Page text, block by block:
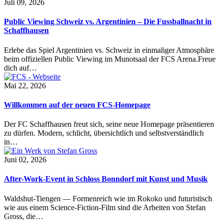
Juli 09, 2026
Public Viewing Schweiz vs. Argentinien – Die Fussballnacht in
Schaffhausen
Erlebe das Spiel Argentinien vs. Schweiz in einmaliger Atmosphäre
beim offiziellen Public Viewing im Munotsaal der FCS Arena.Freue
dich auf…
Mai 22, 2026
Willkommen auf der neuen FCS-Homepage
Der FC Schaffhausen freut sich, seine neue Homepage präsentieren
zu dürfen. Modern, schlicht, übersichtlich und selbstverständlich
in…
Juni 02, 2026
After-Work-Event in Schloss Bonndorf mit Kunst und Musik
Waldshut-Tiengen — Formenreich wie im Rokoko und futuristisch
wie aus einem Science-Fiction-Film sind die Arbeiten von Stefan
Gross, die…